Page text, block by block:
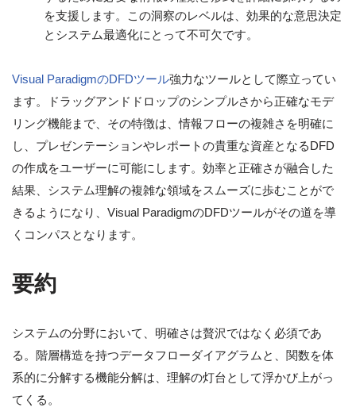
を支援します。この洞察のレベルは、効果的な意思決定
とシステム最適化にとって不可欠です。
Visual ParadigmのDFDツール強力なツールとして際立ってい
ます。ドラッグアンドドロップのシンプルさから正確なモデ
リング機能まで、その特徴は、情報フローの複雑さを明確に
し、プレゼンテーションやレポートの貴重な資産となるDFD
の作成をユーザーに可能にします。効率と正確さが融合した
結果、システム理解の複雑な領域をスムーズに歩むことがで
きるようになり、Visual ParadigmのDFDツールがその道を導
くコンパスとなります。
要約
システムの分野において、明確さは贅沢ではなく必須であ
る。階層構造を持つデータフローダイアグラムと、関数を体
系的に分解する機能分解は、理解の灯台として浮かび上がっ
てくる。